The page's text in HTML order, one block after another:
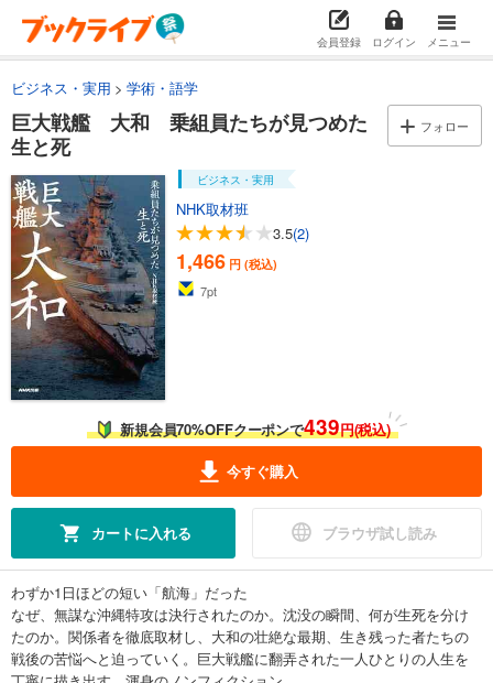
会員登録 ログイン メニュー
ビジネス・実用 学術・語学
巨大戦艦 大和 乗組員たちが見つめた
生と死
フォロー
ビジネス・実用
NHK取材班
3.5(2)
1,466 円 (税込)
7pt
新規会員70%OFFクーポンで439円(税込)
今すぐ購入
カートに入れる ブラウザ試し読み
わずか1日ほどの短い「航海」だった
なぜ、無謀な沖縄特攻は決行されたのか。沈没の瞬間、何が生死を分け
たのか。関係者を徹底取材し、大和の壮絶な最期、生き残った者たちの
戦後の苦悩へと迫っていく。巨大戦艦に翻弄された一人ひとりの人生を